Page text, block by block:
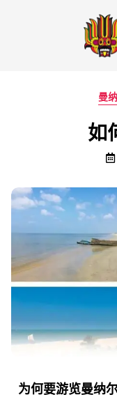
曼
如
为何要游览曼纳